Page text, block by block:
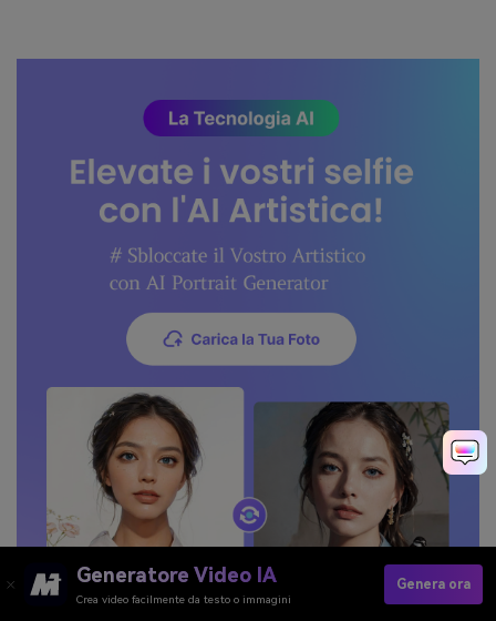
Generatore Video IA
Crea video facilmente da testo o immagini
Genera ora